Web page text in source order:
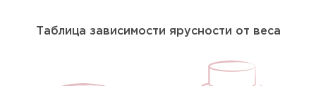
Таблица зависимости ярусности от веса